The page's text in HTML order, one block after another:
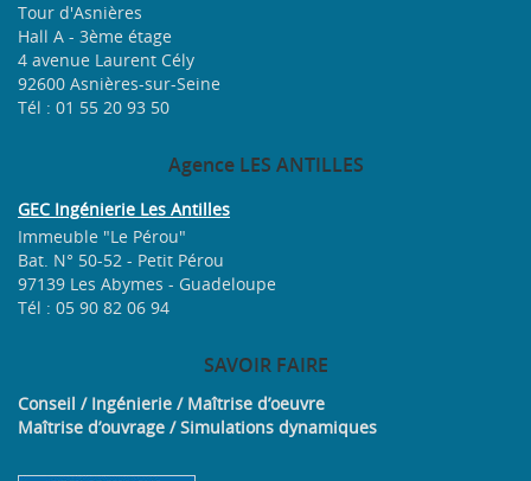
Tour d'Asnières
Hall A - 3ème étage
4 avenue Laurent Cély
92600 Asnières-sur-Seine
Tél : 01 55 20 93 50
AgenceLES ANTILLES
GEC Ingénierie Les Antilles
Immeuble "Le Pérou"
Bat. N° 50-52 - Petit Pérou
97139 Les Abymes - Guadeloupe
Tél : 05 90 82 06 94
SAVOIRFAIRE
Conseil / Ingénierie / Maîtrise d’oeuvre
Maîtrise d’ouvrage / Simulations dynamiques